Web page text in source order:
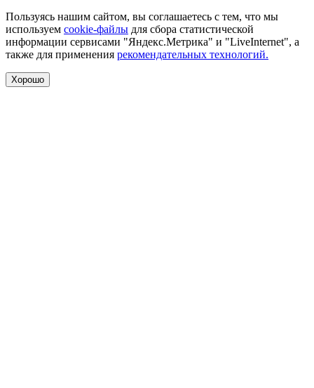
Пользуясь нашим сайтом, вы соглашаетесь с тем, что мы
используем cookie-файлы для сбора статистической
информации сервисами "Яндекс.Метрика" и "LiveInternet", а
также для применения рекомендательных технологий.
Хорошо